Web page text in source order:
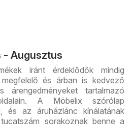
- Augusztus
iránt érdeklődők mindig
és árban is kedvező
árengedményeket tartalmazó
A Möbelix szórólap
és az áruházlánc kínálatának
sorakoznak benne a